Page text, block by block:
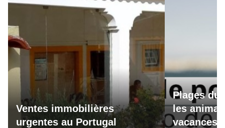
Ventes immobilières
urgentes au Portugal
Plages du
les
vacances